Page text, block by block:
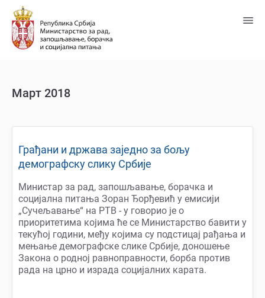
Пређи
главни
садржај
Март 2018
Грађани и држава заједно за бољу
демографску слику Србије
Mинистар за рад, запошљавање, борачка и
социјална питања Зоран Ђорђевић у емисији
„Сучељавање“ на РТВ - у говорио је о
приоритетима којима ће се Министарство бавити у
текућој години, међу којима су подстицај рађања и
мењање демографске слике Србије, доношење
Закона о родној равноправности, борба против
рада на црно и израда социјалних карата.